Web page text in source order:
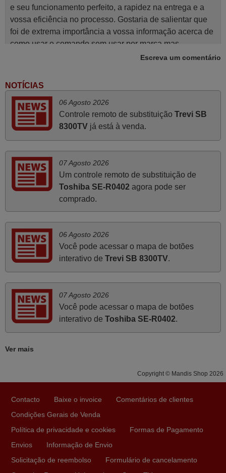
e seu funcionamento perfeito, a rapidez na entrega e a
vossa eficiência no processo. Gostaria de salientar que
foi de extrema importância a vossa informação acerca de
como usar o comando sem usar por marca mas
passando pelos códigos. Ninguém em loja nenhuma me
tinham comandos universais mas podiam não funcionar.
Muito obrigada.
PORTUGAL
Abril 2025
O comando veio bem embrulhado e protegido. Fez logo a
emparelhamento com a televisão, sem problemas.
Funciona na perfeição. Recomendo vivamente este
produto e este site.
Novembro 2025
PORTUGAL
Domingos Manuel,
PORTUGAL
Boa noite. Dando correspondência ao solicitado no corpo
do vosso email supra sobre a minha opinião, quero
tive com a vossa Empresa durante a minha encomenda
Escreva um comentário
NOTÍCIAS
06 Agosto 2026
Controle remoto de substituição Trevi SB
8300TVjá está à venda.
07 Agosto 2026
Um controle remoto de substituição de
Toshiba SE-R0402agora pode ser
comprado.
06 Agosto 2026
Você pode acessar o mapa de botões
interativo de Trevi SB 8300TV.
07 Agosto 2026
Você pode acessar o mapa de botões
interativo de Toshiba SE-R0402.
Ver mais
Copyright © Mandis Shop 2026
Contacto Baixe o invoice
Comentários de clientes
Condições Gerais de Venda
Política de privacidade e cookies
Formas de Pagamento
Envios
Informação de Envio
Solicitação de reembolso
Formulário de cancelamento